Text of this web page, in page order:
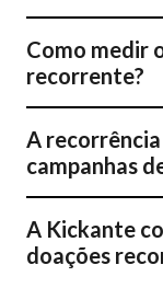
Como medir
recorrente?
A
campanhas
A Kickante
doações